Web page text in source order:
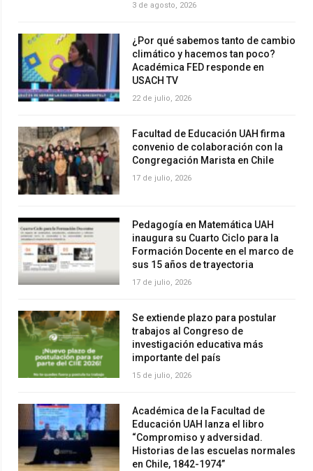
3 de agosto, 2026
¿Por qué sabemos tanto de cambio
climático y hacemos tan poco?
Académica FED responde en
USACH TV
22 de julio, 2026
Facultad de Educación UAH firma
convenio de colaboración con la
Congregación Marista en Chile
17 de julio, 2026
Pedagogía en Matemática UAH
inaugura su Cuarto Ciclo para la
Formación Docente en el marco de
sus 15 años de trayectoria
17 de julio, 2026
Se extiende plazo para postular
trabajos al Congreso de
investigación educativa más
importante del país
15 de julio, 2026
Académica de la Facultad de
Educación UAH lanza el libro
“Compromiso y adversidad.
Historias de las escuelas normales
en Chile, 1842-1974”